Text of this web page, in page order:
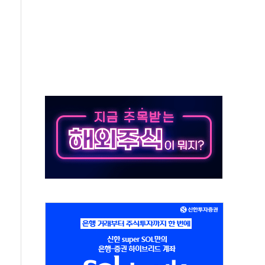
최대 실적에 13%대 급등
대…신규 항공사 진입길 열려
적절 발언 논란 사과…"재발 방지 모든 조치"
권력 지팡이 자처…보완수사권 폐지해도 되나"